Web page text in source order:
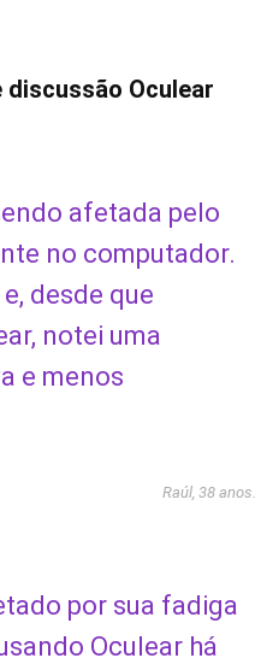
discussão Oculear
afetada pelo
no computador.
desde que
notei uma
e menos
Raúl, 38 anos.
por sua fadiga
Oculear há